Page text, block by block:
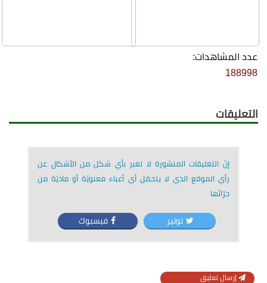
عدد المشاهدات:
188998
التعليقات
إنّ التعليقات المنشورة لا تعبر بأي شكل من الأشكال عن
رأي الموقع الذي لا يتحمّل أي أعباء معنويّة أو ماديّة من
جرّائها
توتير فيسبوك
إرسال تعليق